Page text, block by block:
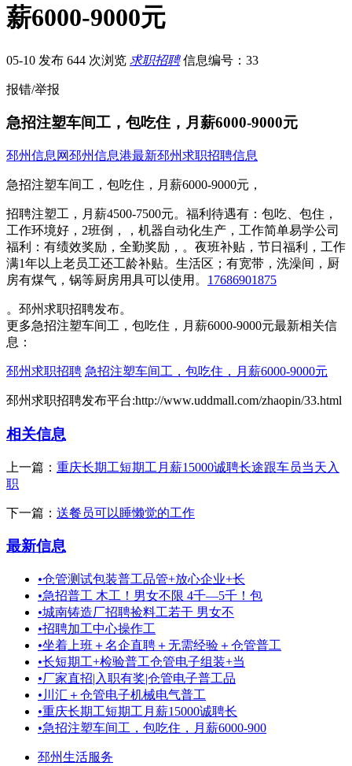
薪6000-9000元
05-10 发布 644 次浏览 求职招聘 信息编号：33
报错/举报
急招注塑车间工，包吃住，月薪6000-9000元
邳州信息网邳州信息港最新邳州求职招聘信息
急招注塑车间工，包吃住，月薪6000-9000元，
招聘注塑工，月薪4500-7500元。福利待遇有：包吃、包住，
工作环境好，2班倒，，机器自动化生产，工作简单易学公司
福利：有绩效奖励，全勤奖励，。夜班补贴，节日福利，工作
满1年以上老员工还工龄补贴。生活区；有宽带，洗澡间，厨
房有煤气，锅等厨房用具可以使用。 17686901875
。邳州求职招聘发布。
更多急招注塑车间工，包吃住，月薪6000-9000元最新相关信
息：
邳州求职招聘 急招注塑车间工，包吃住，月薪6000-9000元
邳州求职招聘发布平台:http://www.uddmall.com/zhaopin/33.html
相关信息
上一篇： 重庆长期工短期工月薪15000诚聘长途跟车员当天入
职
下一篇： 送餐员可以睡懒觉的工作
最新信息
•仓管测试包装普工品管+放心企业+长
•急招普工 木工！男女不限 4千—5千！包
•城南铸造厂招聘捡料工若干 男女不
•招聘加工中心操作工
•坐着上班＋名企直聘＋无需经验＋仓管普工
•长短期工+检验普工仓管电子组装+当
•厂家直招|入职有奖|仓管电子普工品
• 川汇＋仓管电子机械电气普工
•重庆长期工短期工月薪15000诚聘长
•急招注塑车间工，包吃住，月薪6000-900
邳州生活服务